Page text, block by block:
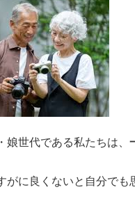
娘世代である私たちは、
に良くないと自分でも